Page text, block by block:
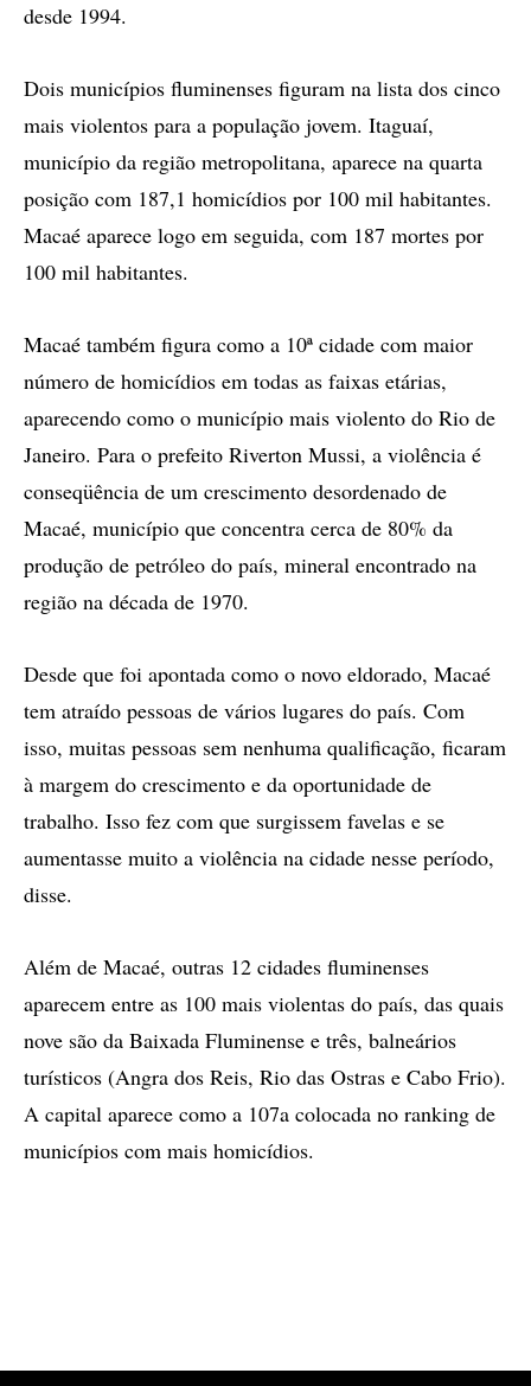
desde 1994.
Dois municípios fluminenses figuram na lista dos cinco
mais violentos para a população jovem. Itaguaí,
município da região metropolitana, aparece na quarta
posição com 187,1 homicídios por 100 mil habitantes.
Macaé aparece logo em seguida, com 187 mortes por
100 mil habitantes.
Macaé também figura como a 10ª cidade com maior
número de homicídios em todas as faixas etárias,
aparecendo como o município mais violento do Rio de
Janeiro. Para o prefeito Riverton Mussi, a violência é
conseqüência de um crescimento desordenado de
Macaé, município que concentra cerca de 80% da
produção de petróleo do país, mineral encontrado na
região na década de 1970.
Desde que foi apontada como o novo eldorado, Macaé
tem atraído pessoas de vários lugares do país. Com
isso, muitas pessoas sem nenhuma qualificação, ficaram
à margem do crescimento e da oportunidade de
trabalho. Isso fez com que surgissem favelas e se
aumentasse muito a violência na cidade nesse período,
disse.
Além de Macaé, outras 12 cidades fluminenses
aparecem entre as 100 mais violentas do país, das quais
nove são da Baixada Fluminense e três, balneários
turísticos (Angra dos Reis, Rio das Ostras e Cabo Frio).
A capital aparece como a 107a colocada no ranking de
municípios com mais homicídios.